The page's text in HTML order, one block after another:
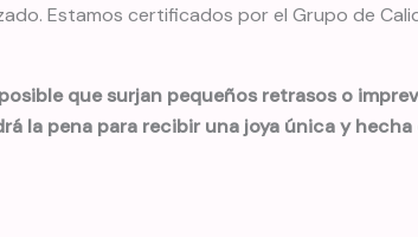
Estamos certificados por el Grupo de
que surjan pequeños retrasos o
la pena para recibir una joya única y